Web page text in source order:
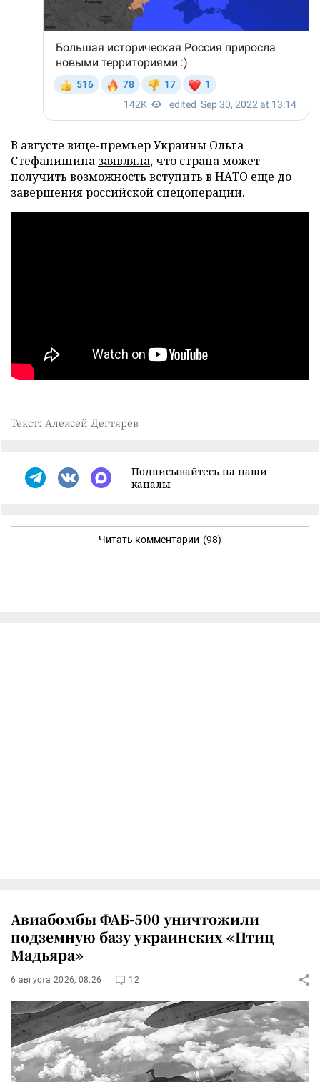
В августе вице-премьер Украины Ольга
Стефанишина заявляла, что страна может
получить возможность вступить в НАТО еще до
завершения российской спецоперации.
Текст: Алексей Дегтярев
Подписывайтесь на наши
каналы
Читать комментарии (98)
Авиабомбы ФАБ-500 уничтожили
подземную базу украинских «Птиц
Мадьяра»
6 августа 2026, 08:26 12